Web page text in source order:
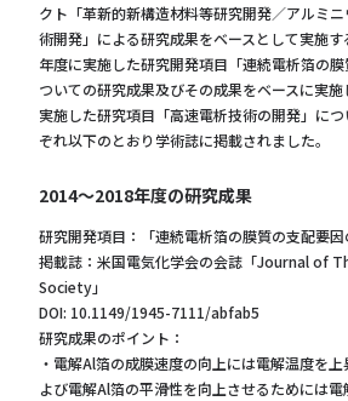
クト「革新的新構造材料等研究開発／アルミ
術開発」による研究成果をベースとして実施
年度に実施した研究開発項目「連続電析箔の
ついての研究成果及びその成果をベースに実
実施した研究項目「高速電析技術の開発」に
ぞれ以下のとおり学術誌に掲載されました。
2014～2018年度の研究成果
研究開発項目：「連続電析箔の膜質の支配要因
掲載誌：米国電気化学会の会誌「Journal of
Society」
DOI: 10.1149/1945-7111/abfab5
研究成果のポイント：
・電解Al箔の成膜速度の向上には電解温度を
よび電解Al箔の平滑性を向上させるためには